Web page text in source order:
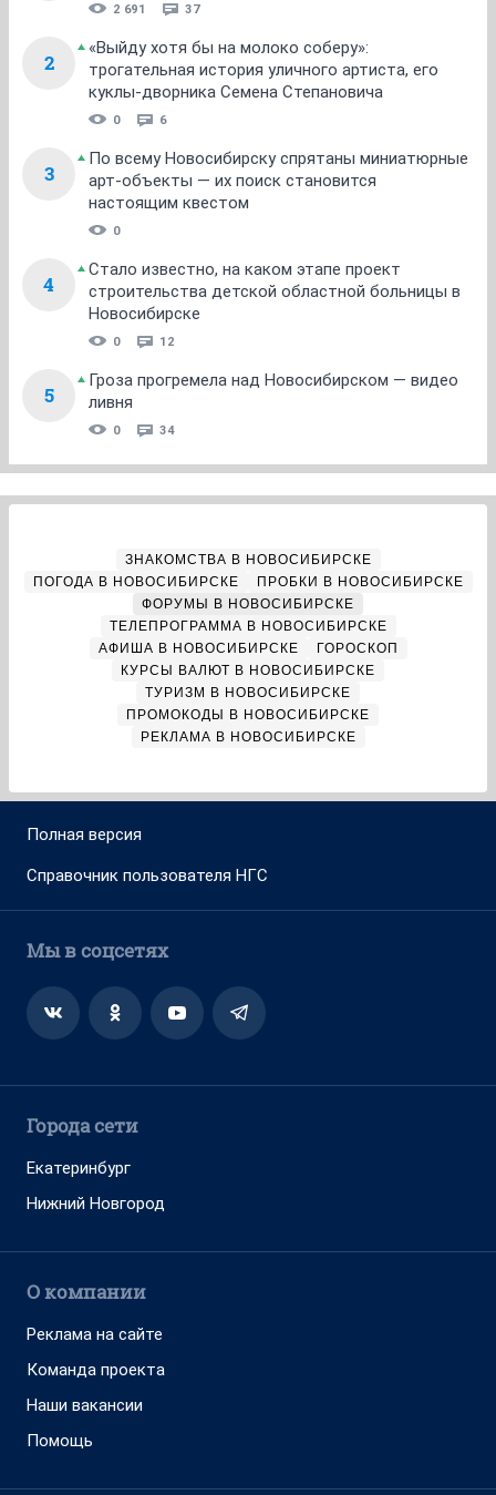
2 691 37
2
«Выйду хотя бы на молоко соберу»:
трогательная история уличного артиста, его
куклы-дворника Семена Степановича
0 6
3
По всему Новосибирску спрятаны миниатюрные
арт-объекты — их поиск становится
настоящим квестом
0
4
Стало известно, на каком этапе проект
строительства детской областной больницы в
Новосибирске
0 12
5
Гроза прогремела над Новосибирском — видео
ливня
0 34
ЗНАКОМСТВА В НОВОСИБИРСКЕ
ПОГОДА В НОВОСИБИРСКЕ
ПРОБКИ В НОВОСИБИРСКЕ
ФОРУМЫ В НОВОСИБИРСКЕ
ТЕЛЕПРОГРАММА В НОВОСИБИРСКЕ
АФИША В НОВОСИБИРСКЕ
ГОРОСКОП
КУРСЫ ВАЛЮТ В НОВОСИБИРСКЕ
ТУРИЗМ В НОВОСИБИРСКЕ
ПРОМОКОДЫ В НОВОСИБИРСКЕ
РЕКЛАМА В НОВОСИБИРСКЕ
Полная версия
Справочник пользователя НГС
Мы в соцсетях
Города сети
Екатеринбург
Нижний Новгород
О компании
Реклама на сайте
Команда проекта
Наши вакансии
Помощь